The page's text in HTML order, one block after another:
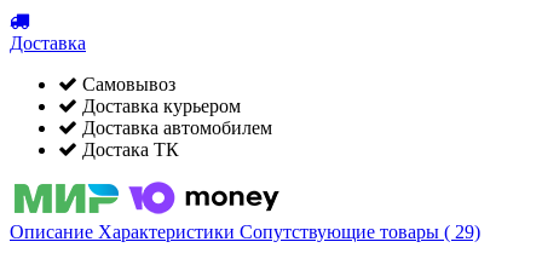
Доставка
Самовывоз
Доставка курьером
Доставка автомобилем
Достака ТК
Описание Характеристики Сопутствующие товары ( 29)